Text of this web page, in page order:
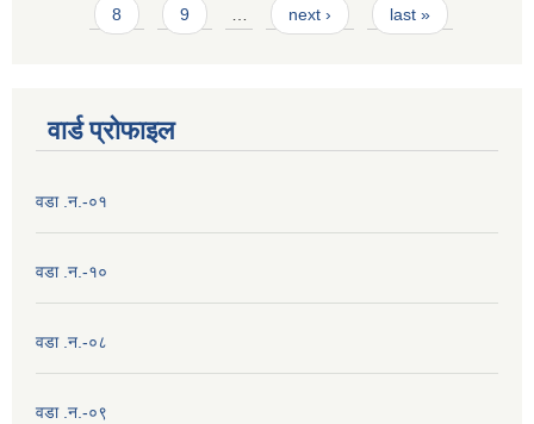
8 9 next › last »
वार्ड प्राेफाइल
वडा .न.-०१
वडा .न.-१०
वडा .न.-०८
वडा .न.-०९